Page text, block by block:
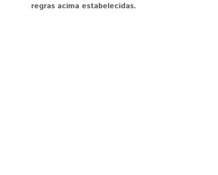
regras acima estabelecidas.